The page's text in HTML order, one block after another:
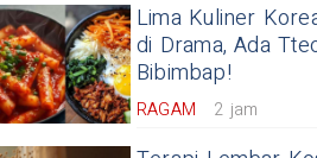
Lima Kuliner
di Drama, Ada
Bibimbap!
RAGAM 2 jam